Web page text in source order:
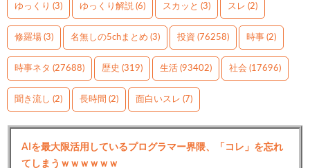
ゆっくり (3) ゆっくり解説 (6) スカッと (3) スレ (2)
修羅場 (3) 名無しの5chまとめ (3) 投資 (76258) 時事 (2)
時事ネタ (27688) 歴史 (319) 生活 (93402) 社会 (17696)
聞き流し (2) 長時間 (2) 面白いスレ (7)
AIを最大限活用しているプログラマー界隈、「コレ」を忘れ
てしまうｗｗｗｗｗｗ